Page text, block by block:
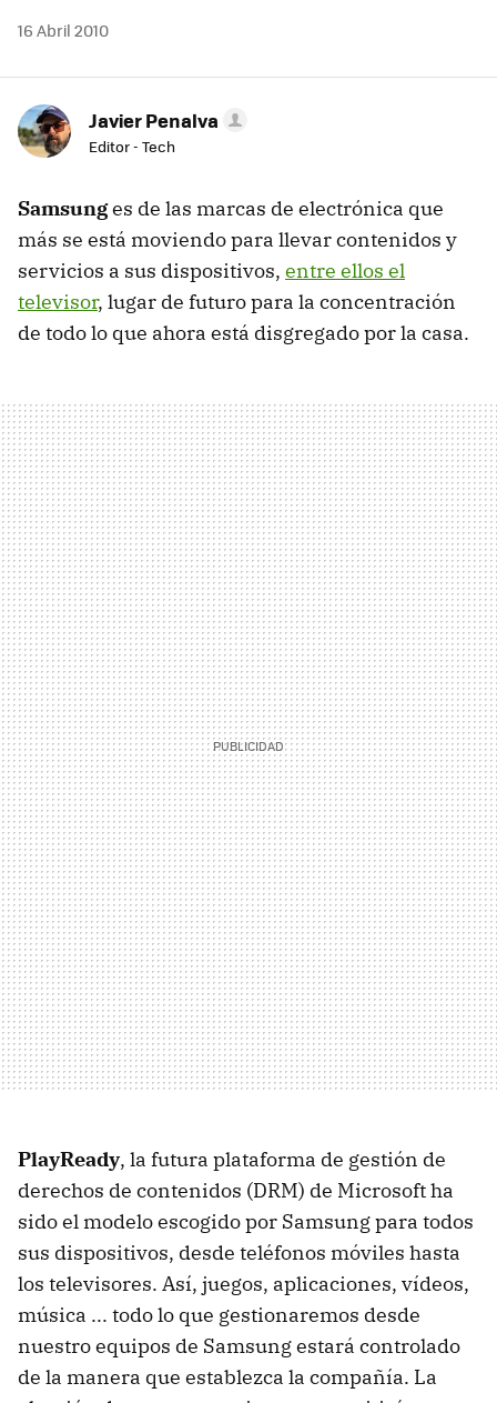
16 Abril 2010
Javier Penalva
Editor - Tech
Samsunges de las marcas de electrónica que
más se está moviendo para llevar contenidos y
servicios a sus dispositivos, entre ellos el
televisor, lugar de futuro para la concentración
de todo lo que ahora está disgregado por la casa.
PlayReady, la futura plataforma de gestión de
derechos de contenidos (DRM) de Microsoft ha
sido el modelo escogido por Samsung para todos
sus dispositivos, desde teléfonos móviles hasta
los televisores. Así, juegos, aplicaciones, vídeos,
música ... todo lo que gestionaremos desde
nuestro equipos de Samsung estará controlado
de la manera que establezca la compañía. La